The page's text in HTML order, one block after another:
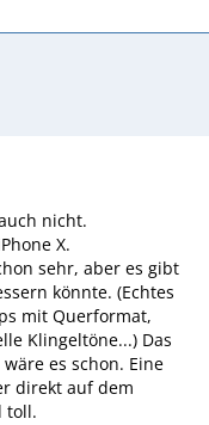
nicht.
X.
sehr, aber es gibt
könnte. (Echtes
mit Querformat,
Klingeltöne...) Das
es schon. Eine
direkt auf dem
toll.